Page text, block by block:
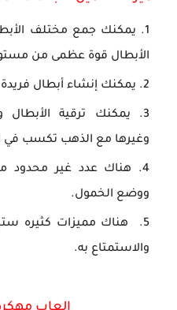
يمكنك جمع مختلف
الأبطال قوة عظمى من
يمكنك إنشاء أبطال فريدة
يمكنك ترقية الأبطال
وغيرها مع الذهب تكسب في
هناك عدد غير محدود من
ووضع الخمول.
هناك مميزات كثيره
والاستمتاع به.